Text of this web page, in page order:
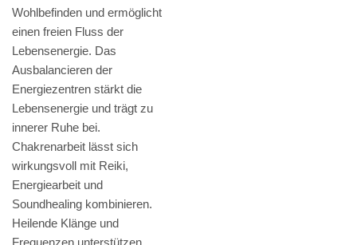
Wohlbefinden und ermöglicht
einen freien Fluss der
Lebensenergie. Das
Ausbalancieren der
Energiezentren stärkt die
Lebensenergie und trägt zu
innerer Ruhe bei.
Chakrenarbeit lässt sich
wirkungsvoll mit Reiki,
Energiearbeit und
Soundhealing kombinieren.
Heilende Klänge und
Frequenzen unterstützen